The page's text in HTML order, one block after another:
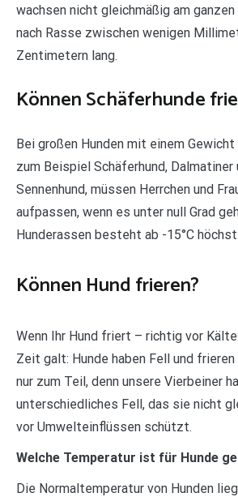
wachsen nicht gleichmäßig am ganzen
nach Rasse zwischen wenigen
Zentimetern lang.
Können Schäferhunde
Bei großen Hunden mit einem
zum Beispiel Schäferhund, Dalmatiner
Sennenhund, müssen Herrchen und
aufpassen, wenn es unter null Grad
Hunderassen besteht ab -15°C
Können Hund frieren?
Wenn Ihr Hund friert – richtig vor
Zeit galt: Hunde haben Fell und
nur zum Teil, denn unsere Vierbeiner
unterschiedliches Fell, das sie nicht
vor Umwelteinflüssen schützt.
Welche Temperatur ist für Hunde
Die Normaltemperatur von Hunden